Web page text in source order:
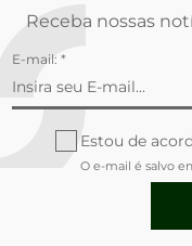
Receba nossas
E-mail: *
Estou de
O e-mail é salvo